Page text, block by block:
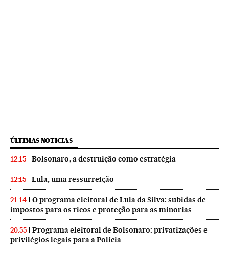
ÚLTIMAS NOTICIAS
12:15 Bolsonaro, a destruição como estratégia
12:15 Lula, uma ressurreição
21:14
O programa eleitoral de Lula da Silva: subidas de
impostos para os ricos e proteção para as minorias
20:55
Programa eleitoral de Bolsonaro: privatizações e
privilégios legais para a Polícia